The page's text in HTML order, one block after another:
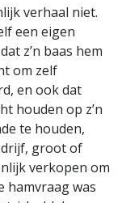
verhaal niet.
een eigen
z’n baas hem
om zelf
en ook dat
houden op z’n
te houden,
groot of
verkopen om
hamvraag was